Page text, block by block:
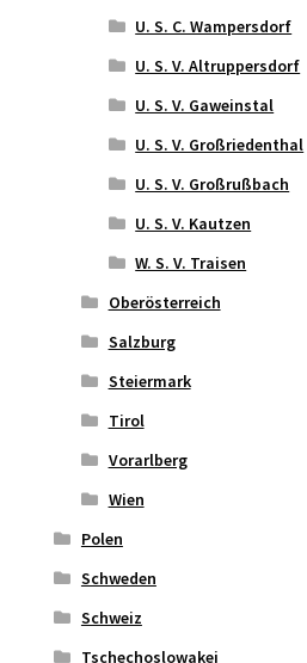
U. S. C. Wampersdorf
U. S. V. Altruppersdorf
U. S. V. Gaweinstal
U. S. V. Großriedenthal
U. S. V. Großrußbach
U. S. V. Kautzen
W. S. V. Traisen
Oberösterreich
Salzburg
Steiermark
Tirol
Vorarlberg
Wien
Polen
Schweden
Schweiz
Tschechoslowakei